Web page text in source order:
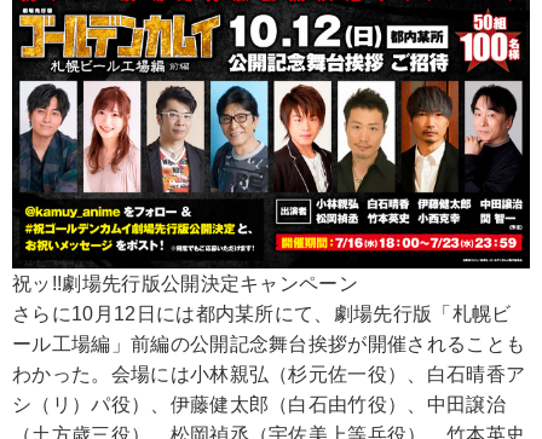
祝ッ!!劇場先行版公開決定キャンペーン
さらに10月12日には都内某所にて、劇場先行版「札幌ビ
ール工場編」前編の公開記念舞台挨拶が開催されることも
わかった。会場には小林親弘（杉元佐一役）、白石晴香ア
シ（リ）パ役）、伊藤健太郎（白石由竹役）、中田譲治